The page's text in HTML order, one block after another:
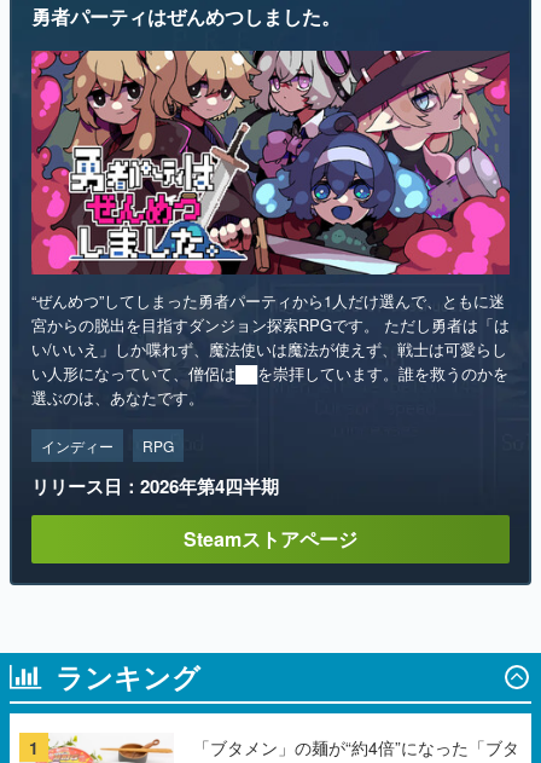
勇者パーティはぜんめつしました。
“ぜんめつ”してしまった勇者パーティから1人だけ選んで、ともに迷
宮からの脱出を目指すダンジョン探索RPGです。 ただし勇者は「は
い/いいえ」しか喋れず、魔法使いは魔法が使えず、戦士は可愛らし
い人形になっていて、僧侶は██を崇拝しています。誰を救うのかを
選ぶのは、あなたです。
インディー RPG
リリース日：2026年第4四半期
Steamストアページ
ランキング
1
「ブタメン」の麺が“約4倍”になった「ブタ